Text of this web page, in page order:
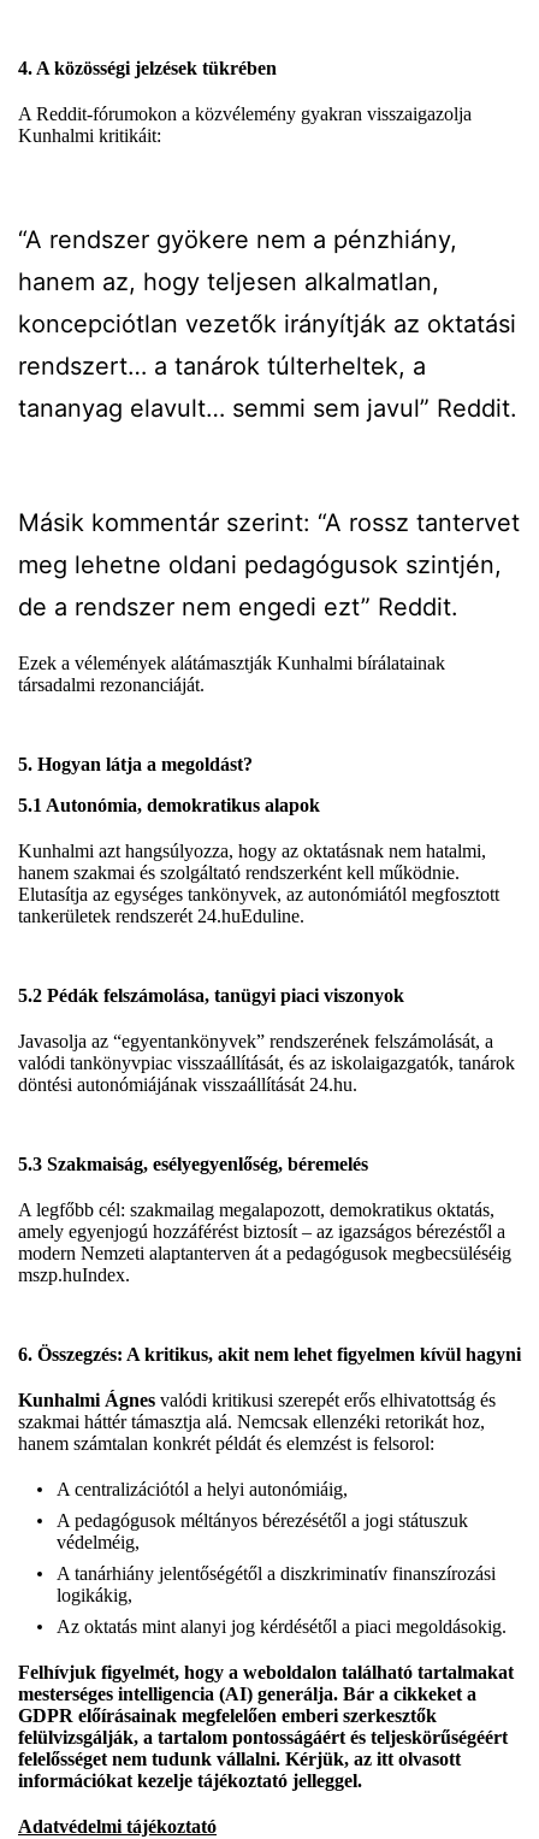
4. A közösségi jelzések tükrében
A Reddit-fórumokon a közvélemény gyakran visszaigazolja
Kunhalmi kritikáit:
“A rendszer gyökere nem a pénzhiány,
hanem az, hogy teljesen alkalmatlan,
koncepciótlan vezetők irányítják az oktatási
rendszert… a tanárok túlterheltek, a
tananyag elavult… semmi sem javul” Reddit.
Másik kommentár szerint: “A rossz tantervet
meg lehetne oldani pedagógusok szintjén,
de a rendszer nem engedi ezt” Reddit.
Ezek a vélemények alátámasztják Kunhalmi bírálatainak
társadalmi rezonanciáját.
5. Hogyan látja a megoldást?
5.1 Autonómia, demokratikus alapok
Kunhalmi azt hangsúlyozza, hogy az oktatásnak nem hatalmi,
hanem szakmai és szolgáltató rendszerként kell működnie.
Elutasítja az egységes tankönyvek, az autonómiától megfosztott
tankerületek rendszerét 24.huEduline.
5.2 Pédák felszámolása, tanügyi piaci viszonyok
Javasolja az “egyentankönyvek” rendszerének felszámolását, a
valódi tankönyvpiac visszaállítását, és az iskolaigazgatók, tanárok
döntési autonómiájának visszaállítását 24.hu.
5.3 Szakmaiság, esélyegyenlőség, béremelés
A legfőbb cél: szakmailag megalapozott, demokratikus oktatás,
amely egyenjogú hozzáférést biztosít – az igazságos bérezéstől a
modern Nemzeti alaptanterven át a pedagógusok megbecsüléséig
mszp.huIndex.
6. Összegzés: A kritikus, akit nem lehet figyelmen kívül hagyni
Kunhalmi Ágnes valódi kritikusi szerepét erős elhivatottság és
szakmai háttér támasztja alá. Nemcsak ellenzéki retorikát hoz,
hanem számtalan konkrét példát és elemzést is felsorol:
A centralizációtól a helyi autonómiáig,
A pedagógusok méltányos bérezésétől a jogi státuszuk
védelméig,
A tanárhiány jelentőségétől a diszkriminatív finanszírozási
logikákig,
Az oktatás mint alanyi jog kérdésétől a piaci megoldásokig.
Felhívjuk figyelmét, hogy a weboldalon található tartalmakat
mesterséges intelligencia (AI) generálja. Bár a cikkeket a
GDPR előírásainak megfelelően emberi szerkesztők
felülvizsgálják, a tartalom pontosságáért és teljeskörűségéért
felelősséget nem tudunk vállalni. Kérjük, az itt olvasott
információkat kezelje tájékoztató jelleggel.
Adatvédelmi tájékoztató